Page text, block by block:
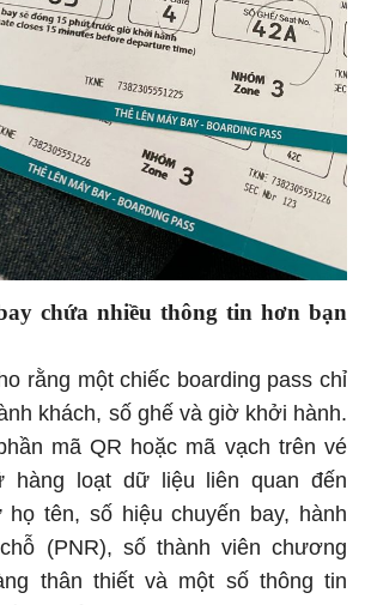
chứa nhiều thông tin hơn bạn
rằng một chiếc boarding pass chỉ
khách, số ghế và giờ khởi hành.
mã QR hoặc mã vạch trên vé
hàng loạt dữ liệu liên quan đến
họ tên, số hiệu chuyến bay, hành
(PNR), số thành viên chương
thân thiết và một số thông tin